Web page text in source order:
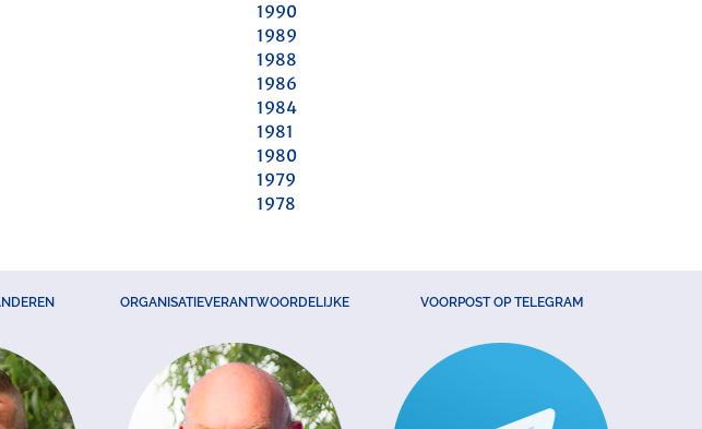
1990
1989
1988
1986
1984
1981
1980
1979
1978
ORGANISATIEVERANTWOORDELIJKE VOORPOST OP TELEGRAM